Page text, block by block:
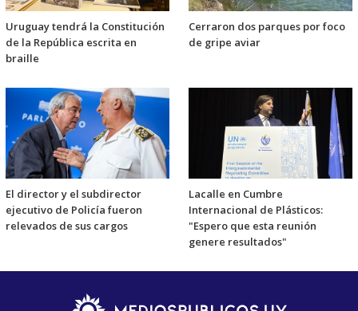
Uruguay tendrá la Constitución
de la República escrita en
braille
Cerraron dos parques por foco
de gripe aviar
El director y el subdirector
ejecutivo de Policía fueron
relevados de sus cargos
Lacalle en Cumbre
Internacional de Plásticos:
"Espero que esta reunión
genere resultados"